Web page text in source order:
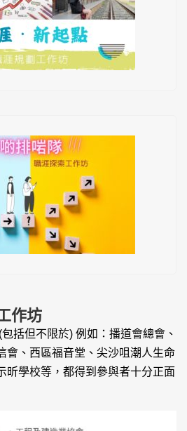
作坊
括但不限於) 例如：播道會總會、
會、西區福音堂、尖沙咀潮人生命
昕學校等，都得到參與者十分正面